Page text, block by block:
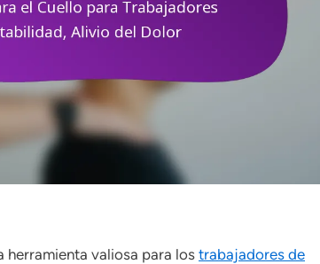
herramienta valiosa para los trabajadores de